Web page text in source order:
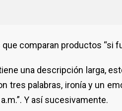
comparan productos “si
una descripción larga,
tres palabras, ironía y un
Y así sucesivamente.